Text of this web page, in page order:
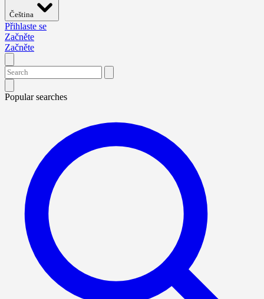
Čeština
Přihlaste se
Začněte
Začněte
Popular searches